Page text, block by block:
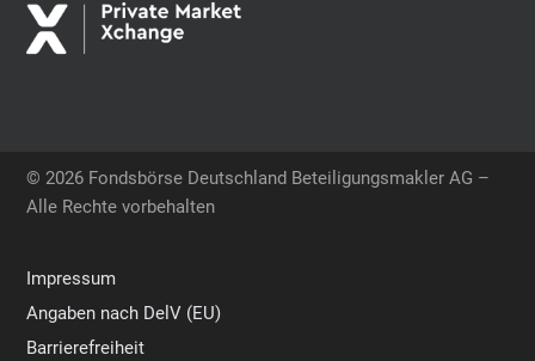
© 2026 Fondsbörse Deutschland Beteiligungsmakler AG –
Alle Rechte vorbehalten
Impressum
Angaben nach DelV (EU)
Barrierefreiheit